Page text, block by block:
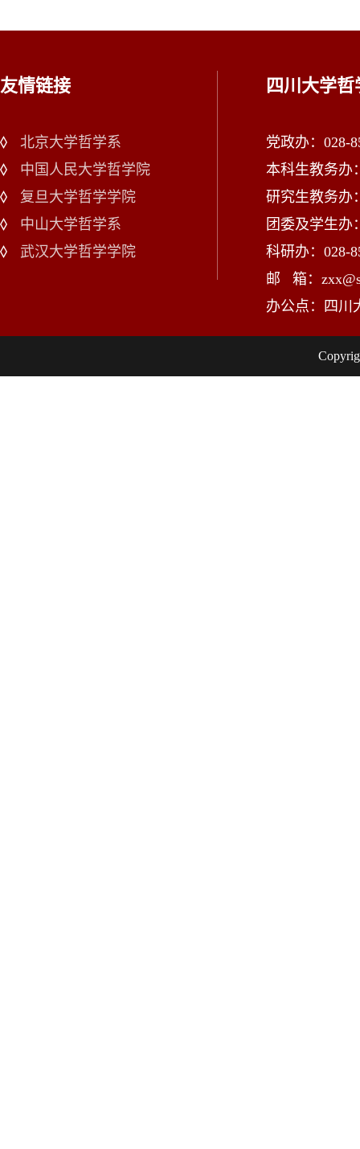
友情链接
北京大学哲学系
中国人民大学哲学院
复旦大学哲学学院
中山大学哲学系
武汉大学哲学学院
四川大学哲
党政办：028-
本科生教务办
研究生教务办
团委及学生办
科研办：028-
邮 箱：
办公点：四川